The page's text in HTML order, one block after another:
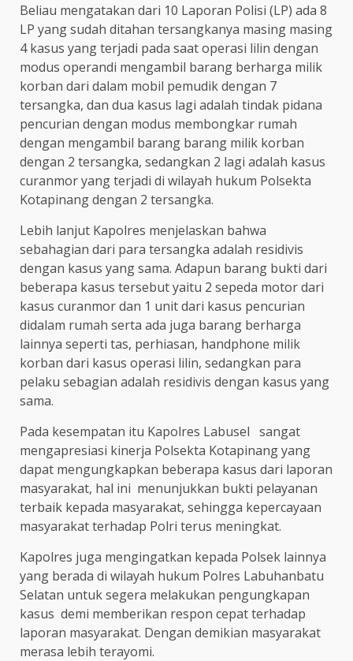
Beliau mengatakan dari 10 Laporan Polisi (LP) ada 8
LP yang sudah ditahan tersangkanya masing masing
4 kasus yang terjadi pada saat operasi lilin dengan
modus operandi mengambil barang berharga milik
korban dari dalam mobil pemudik dengan 7
tersangka, dan dua kasus lagi adalah tindak pidana
pencurian dengan modus membongkar rumah
dengan mengambil barang barang milik korban
dengan 2 tersangka, sedangkan 2 lagi adalah kasus
curanmor yang terjadi di wilayah hukum Polsekta
Kotapinang dengan 2 tersangka.
Lebih lanjut Kapolres menjelaskan bahwa
sebahagian dari para tersangka adalah residivis
dengan kasus yang sama. Adapun barang bukti dari
beberapa kasus tersebut yaitu 2 sepeda motor dari
kasus curanmor dan 1 unit dari kasus pencurian
didalam rumah serta ada juga barang berharga
lainnya seperti tas, perhiasan, handphone milik
korban dari kasus operasi lilin, sedangkan para
pelaku sebagian adalah residivis dengan kasus yang
sama.
Pada kesempatan itu Kapolres Labusel sangat
mengapresiasi kinerja Polsekta Kotapinang yang
dapat mengungkapkan beberapa kasus dari laporan
masyarakat, hal ini menunjukkan bukti pelayanan
terbaik kepada masyarakat, sehingga kepercayaan
masyarakat terhadap Polri terus meningkat.
Kapolres juga mengingatkan kepada Polsek lainnya
yang berada di wilayah hukum Polres Labuhanbatu
Selatan untuk segera melakukan pengungkapan
kasus demi memberikan respon cepat terhadap
laporan masyarakat. Dengan demikian masyarakat
merasa lebih terayomi.